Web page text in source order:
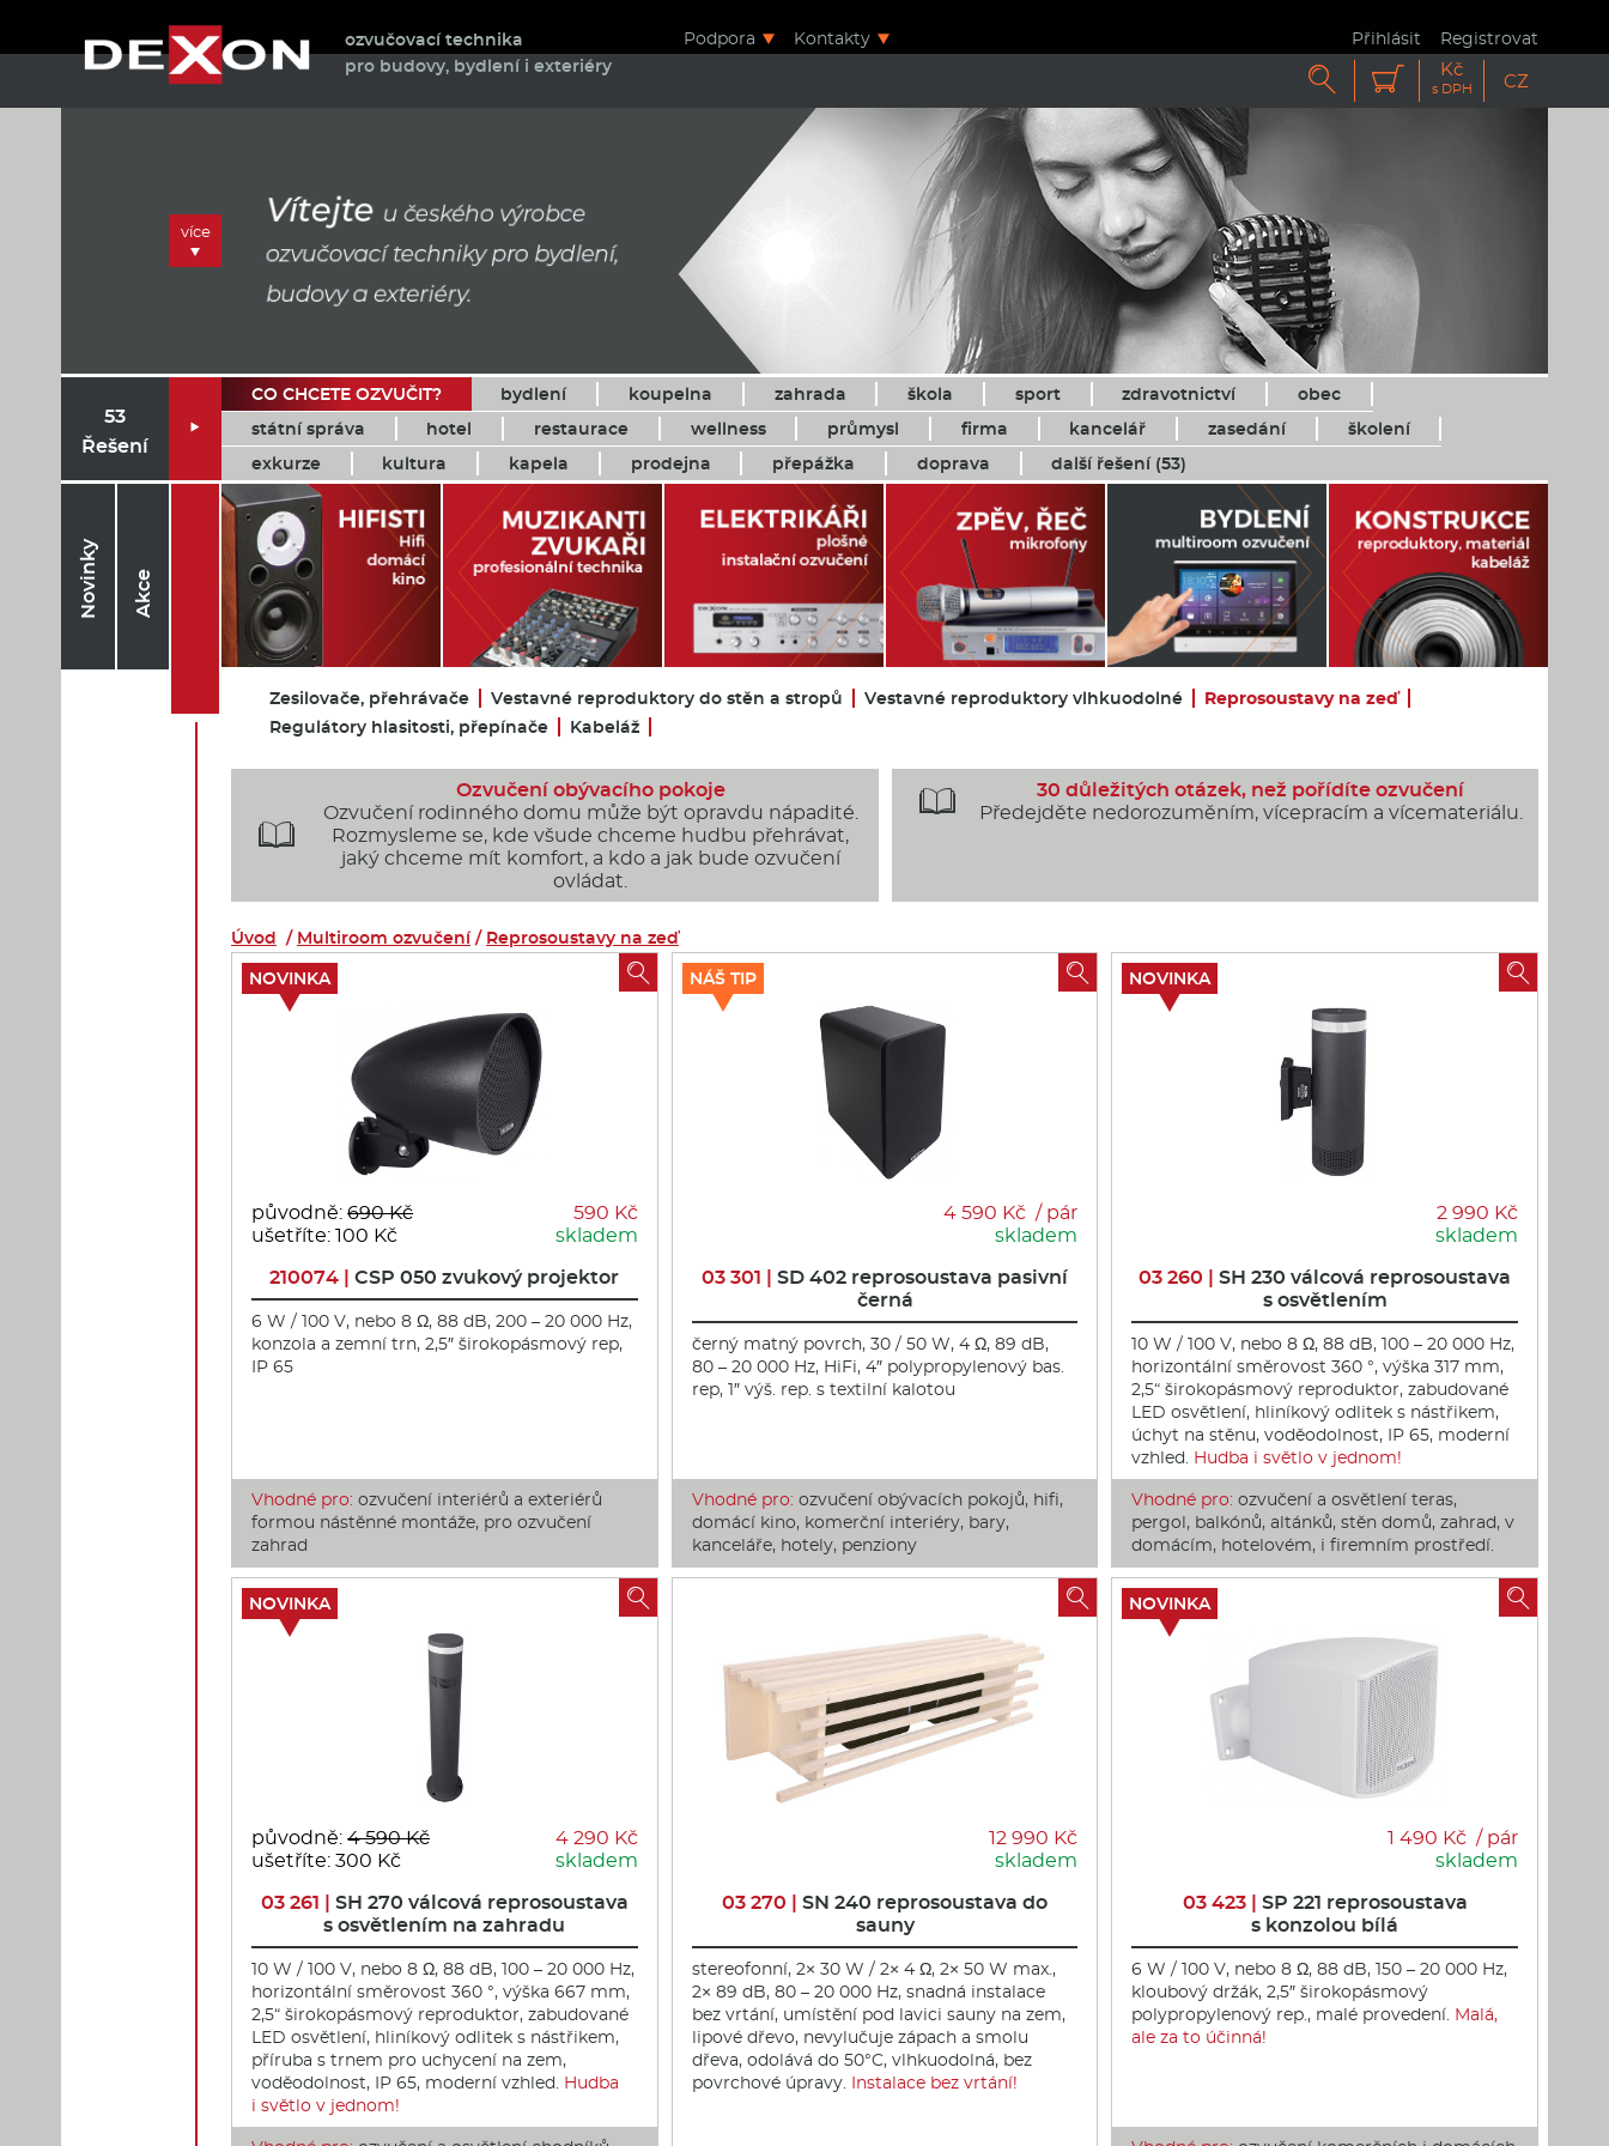
ozvučovací technika
pro budovy, bydlení i exteriéry
Podpora Kontakty Přihlásit Registrovat
  Kč
s DPH CZ
více
53
Řešení

CO CHCETE OZVUČIT? bydlení koupelna zahrada škola sport zdravotnictví
obec
státní správa
hotel restaurace wellness průmysl firma kancelář zasedání
školení
exkurze
kultura kapela prodejna přepážka doprava další řešení (53)
Novinky Akce
Zesilovače, přehrávače Vestavné reproduktory do stěn a stropů Vestavné reproduktory vlhkuodolné
Reprosoustavy na zeď
Regulátory hlasitosti, přepínače
Kabeláž

Ozvučení obývacího pokoje
Ozvučení rodinného domu může být opravdu nápadité.
Rozmysleme se, kde všude chceme hudbu přehrávat,
jaký chceme mít komfort, a kdo a jak bude ozvučení
ovládat.

30 důležitých otázek, než pořídíte ozvučení
Předejděte nedorozuměním, vícepracím a vícemateriálu.
Úvod / Multiroom ozvučení/ Reprosoustavy na zeď
původně:690 Kč
ušetříte: 100 Kč
590 Kč
skladem
210074 |CSP 050 zvukový projektor
6 W / 100 V, nebo 8 Ω, 88 dB, 200 – 20 000 Hz,
konzola a zemní trn, 2,5″ širokopásmový rep,
IP 65
Vhodné pro: ozvučení interiérů a exteriérů
formou nástěnné montáže, pro ozvučení
zahrad
NOVINKA 
4 590 Kč / pár
skladem
03 301 |SD 402 reprosoustava pasivní
černá
černý matný povrch, 30 / 50 W, 4 Ω, 89 dB,
80 – 20 000 Hz, HiFi, 4″ polypropylenový bas.
rep, 1″ výš. rep. s textilní kalotou
Vhodné pro: ozvučení obývacích pokojů, hifi,
domácí kino, komerční interiéry, bary,
kanceláře, hotely, penziony
NÁŠ TIP 
2 990 Kč
skladem
03 260 |SH 230 válcová reprosoustava
s osvětlením
10 W / 100 V, nebo 8 Ω, 88 dB, 100 – 20 000 Hz,
horizontální směrovost 360 °, výška 317 mm,
2,5“ širokopásmový reproduktor, zabudované
LED osvětlení, hliníkový odlitek s nástřikem,
úchyt na stěnu, voděodolnost, IP 65, moderní
vzhled. Hudba i světlo v jednom!
Vhodné pro: ozvučení a osvětlení teras,
pergol, balkónů, altánků, stěn domů, zahrad, v
domácím, hotelovém, i firemním prostředí.
NOVINKA 
původně:4 590 Kč
ušetříte: 300 Kč
4 290 Kč
skladem
03 261 | SH 270 válcová reprosoustava
s osvětlením na zahradu
10 W / 100 V, nebo 8 Ω, 88 dB, 100 – 20 000 Hz,
horizontální směrovost 360 °, výška 667 mm,
2,5“ širokopásmový reproduktor, zabudované
LED osvětlení, hliníkový odlitek s nástřikem,
příruba s trnem pro uchycení na zem,
voděodolnost, IP 65, moderní vzhled. Hudba
i světlo v jednom!
NOVINKA 
12 990 Kč
skladem
03 270 |SN 240 reprosoustava do
sauny
stereofonní, 2× 30 W / 2× 4 Ω, 2× 50 W max.,
2× 89 dB, 80 – 20 000 Hz, snadná instalace
bez vrtání, umístění pod lavici sauny na zem,
lipové dřevo, nevylučuje zápach a smolu
dřeva, odolává do 50°C, vlhkuodolná, bez
povrchové úpravy. Instalace bez vrtání!

1 490 Kč / pár
skladem
03 423 | SP 221 reprosoustava
s konzolou bílá
6 W / 100 V, nebo 8 Ω, 88 dB, 150 – 20 000 Hz,
kloubový držák, 2,5″ širokopásmový
polypropylenový rep., malé provedení. Malá,
ale za to účinná!
NOVINKA 